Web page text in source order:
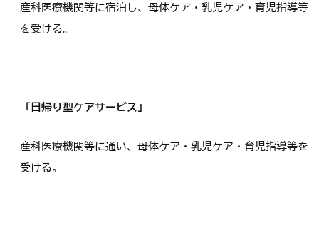
産科医療機関等に宿泊し、母体ケア・乳児ケア・育児指導等
を受ける。
「日帰り型ケアサービス」
産科医療機関等に通い、母体ケア・乳児ケア・育児指導等を
受ける。